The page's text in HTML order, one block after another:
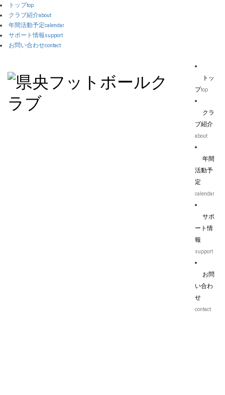
トップtop
クラブ紹介about
年間活動予定calendar
サポート情報support
お問い合わせcontact
トッ
プtop
クラ
ブ紹介
about
年間
活動予
定
calendar
サポ
ート情
報
support
お問
い合わ
せ
contact